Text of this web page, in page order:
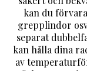
kan du
grepplindor
separat
kan hålla dina
av